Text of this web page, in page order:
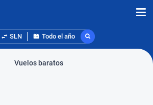
SLN Todo el año
Vuelos baratos